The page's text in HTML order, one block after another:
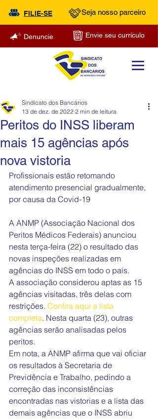
FILIE-SE Seja nosso parceiro
Denuncie Envie seu currículo
Peritos do INSS liberam
mais 15 agências após
nova vistoria
Sindicato dos Bancários
13 de dez. de 2022 2 min de leitura
Profissionais estão retomando
atendimento presencial gradualmente,
por causa da Covid-19
A ANMP (Associação Nacional dos
Peritos Médicos Federais) anunciou
nesta terça-feira (22) o resultado das
novas inspeções realizadas em
agências do INSS em todo o país.
A associação considerou aptas as 15
agências visitadas, três delas com
restrições. Confira aqui a lista
completa. Nesta quarta (23), outras
agências serão analisadas pelos
peritos.
Em nota, a ANMP afirma que vai oficiar
os resultados à Secretaria de
Previdência e Trabalho, pedindo a
correção das inconsistências
encontradas nas vistorias e a lista das
demais agências que o INSS abriu